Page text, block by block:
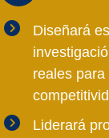
Diseñará
reales
Liderará